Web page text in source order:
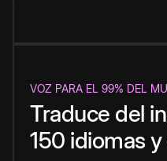
VOZ PARA EL 99% DEL
Traduce del
150 idiomas